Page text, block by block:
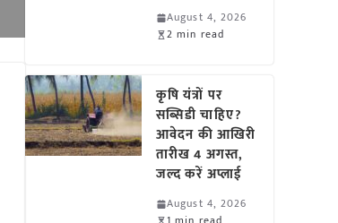
August 4, 2026
2 min read
कृषि यंत्रों पर
सब्सिडी चाहिए?
आवेदन की आखिरी
तारीख 4 अगस्त,
जल्द करें अप्लाई
August 4, 2026